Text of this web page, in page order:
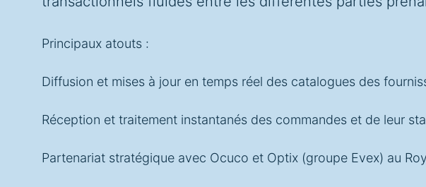
Principaux atouts :
Diffusion et mises à jour en temps réel des catalogues des
Réception et traitement instantanés des commandes et de leur
Partenariat stratégique avec Ocuco et Optix (groupe Evex) au